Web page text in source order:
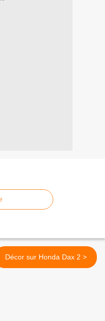
Décor sur Honda Dax 2 >